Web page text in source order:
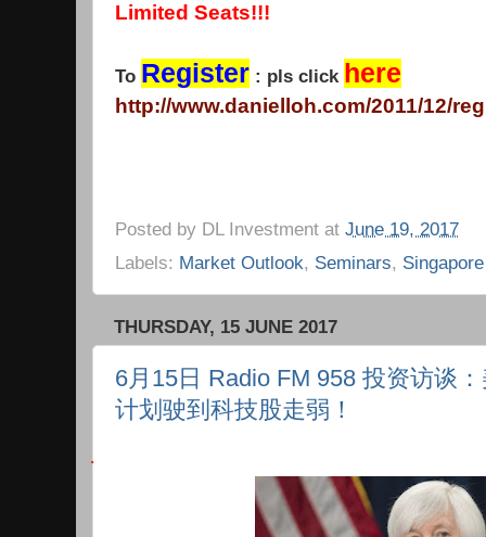
Limited Seats!!!
To Register : pls click here
http://www.danielloh.com/2011/12/
Posted by DL Investment at June 19, 2017
Labels: Market Outlook, Seminars,
THURSDAY, 15 JUNE 2017
6月15日 Radio FM 958 投资访谈
计划驶到科技股走弱！
·